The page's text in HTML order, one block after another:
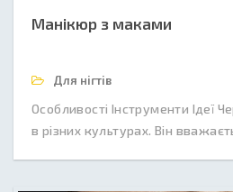
Манікюр з маками
Для нігтів
Особливості Інструменти Ідеї
в різних культурах. Він